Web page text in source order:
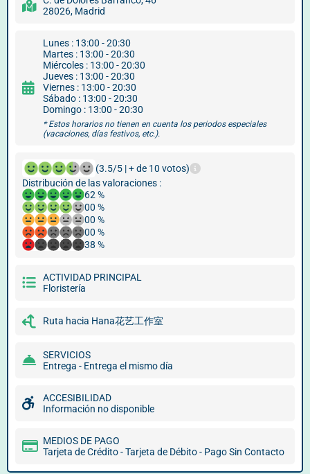
28026, Madrid
Lunes : 13:00 - 20:30
Martes : 13:00 - 20:30
Miércoles : 13:00 - 20:30
Jueves : 13:00 - 20:30
Viernes : 13:00 - 20:30
Sábado : 13:00 - 20:30
Domingo : 13:00 - 20:30
* Estos horarios no tienen en cuenta los periodos especiales
(vacaciones, días festivos, etc.).
(3.5/5 | + de 10 votos)
Distribución de las valoraciones :
62 %
00 %
00 %
00 %
38 %
ACTIVIDAD PRINCIPAL
Floristería
Ruta hacia Hana花艺工作室
SERVICIOS
Entrega - Entrega el mismo día
ACCESIBILIDAD
Información no disponible
MEDIOS DE PAGO
Tarjeta de Crédito - Tarjeta de Débito - Pago Sin Contacto